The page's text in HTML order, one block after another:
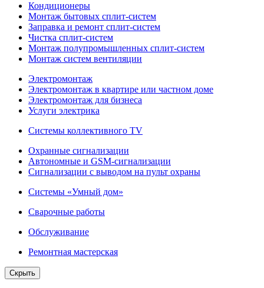
Кондиционеры
Монтаж бытовых сплит-систем
Заправка и ремонт сплит-систем
Чистка сплит-систем
Монтаж полупромышленных сплит-систем
Монтаж систем вентиляции
Электромонтаж
Электромонтаж в квартире или частном доме
Электромонтаж для бизнеса
Услуги электрика
Системы коллективного TV
Охранные сигнализации
Автономные и GSM-сигнализации
Сигнализации с выводом на пульт охраны
Системы «Умный дом»
Сварочные работы
Обслуживание
Ремонтная мастерская
Скрыть